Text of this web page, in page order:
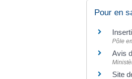
Pour en
Pôle
Avis
Site